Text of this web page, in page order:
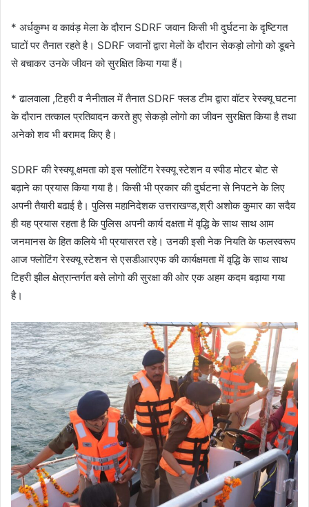
* अर्धकुम्भ व कावंड़ मेला के दौरान SDRF जवान किसी भी दुर्घटना के दृष्टिगत
घाटों पर तैनात रहते है। SDRF जवानों द्वारा मेलों के दौरान सेकड़ो लोगो को डूबने
से बचाकर उनके जीवन को सुरक्षित किया गया हैं।
* ढालवाला ,टिहरी व नैनीताल में तैनात SDRF फ्लड टीम द्वारा वॉटर रेस्क्यू घटना
के दौरान तत्काल प्रतिवादन करते हुए सेकड़ो लोगो का जीवन सुरक्षित किया है तथा
अनेको शव भी बरामद किए है।
SDRF की रेस्क्यू क्षमता को इस फ्लोटिंग रेस्क्यू स्टेशन व स्पीड मोटर बोट से
बढ़ाने का प्रयास किया गया है। किसी भी प्रकार की दुर्घटना से निपटने के लिए
अपनी तैयारी बढाई है। पुलिस महानिदेशक उत्तराखण्ड,श्री अशोक कुमार का सदैव
ही यह प्रयास रहता है कि पुलिस अपनी कार्य दक्षता में वृद्धि के साथ साथ आम
जनमानस के हित कलिये भी प्रयासरत रहे। उनकी इसी नेक नियति के फलस्वरूप
आज फ्लोटिंग रेस्क्यू स्टेशन से एसडीआरएफ की कार्यक्षमता में वृद्धि के साथ साथ
टिहरी झील क्षेत्रान्तर्गत बसे लोगो की सुरक्षा की ओर एक अहम कदम बढ़ाया गया
है।